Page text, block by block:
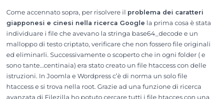
Come accennato sopra, per risolvere il problema dei caratteri
giapponesi e cinesi nella ricerca Google la prima cosa è stata
individuare i file che avevano la stringa base64_decode e un
malloppo di testo criptato, verificare che non fossero file originali
ed eliminarli. Successivamente o scoperto che in ogni folder ( e
sono tante…centinaia) era stato creato un file htaccess con delle
istruzioni. In Joomla e Wordpress c’è di norma un solo file
htaccess e si trova nella root. Grazie ad una funzione di ricerca
avanzata di Filezilla ho potuto cercare tutti i file htacces con una